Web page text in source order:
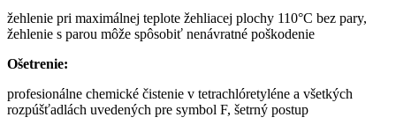
žehlenie pri maximálnej teplote žehliacej plochy 110°C bez pary,
žehlenie s parou môže spôsobiť nenávratné poškodenie
Ošetrenie:
profesionálne chemické čistenie v tetrachlóretyléne a všetkých
rozpúšťadlách uvedených pre symbol F, šetrný postup